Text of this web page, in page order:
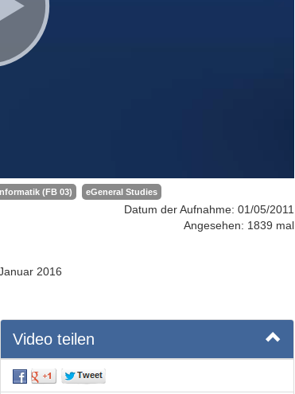
(FB 03) eGeneral Studies
Datum der Aufnahme: 01/05/2011
Angesehen: 1839 mal
2016
Video teilen